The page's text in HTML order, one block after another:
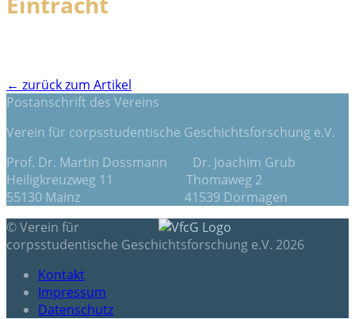
← zurück zum Artikel
Postanschrift des Vereins
Verein für corpsstudentische Geschichtsforschung e.V.
Prof. Dr. Martin Dossmann Dr. Joachim Grub
Heiligkreuzweg 11 Thomaweg 2
55130 Mainz 41539 Dormagen
© Verein für
corpsstudentische Geschichtsforschung e.V. 2026
Kontakt
Impressum
Datenschutz